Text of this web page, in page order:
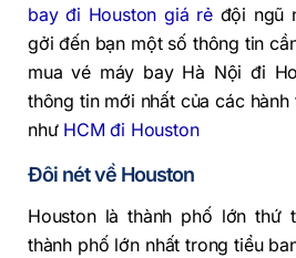
bay đi Houston giá rẻđội ngũ
gởi đến bạn một số thông tin
mua vé máy bay Hà Nội đi
thông tin mới nhất của các
như HCM đi Houston
Đôi nét về Houston
Houston là thành phố lớn thứ
thành phố lớn nhất trong tiểu